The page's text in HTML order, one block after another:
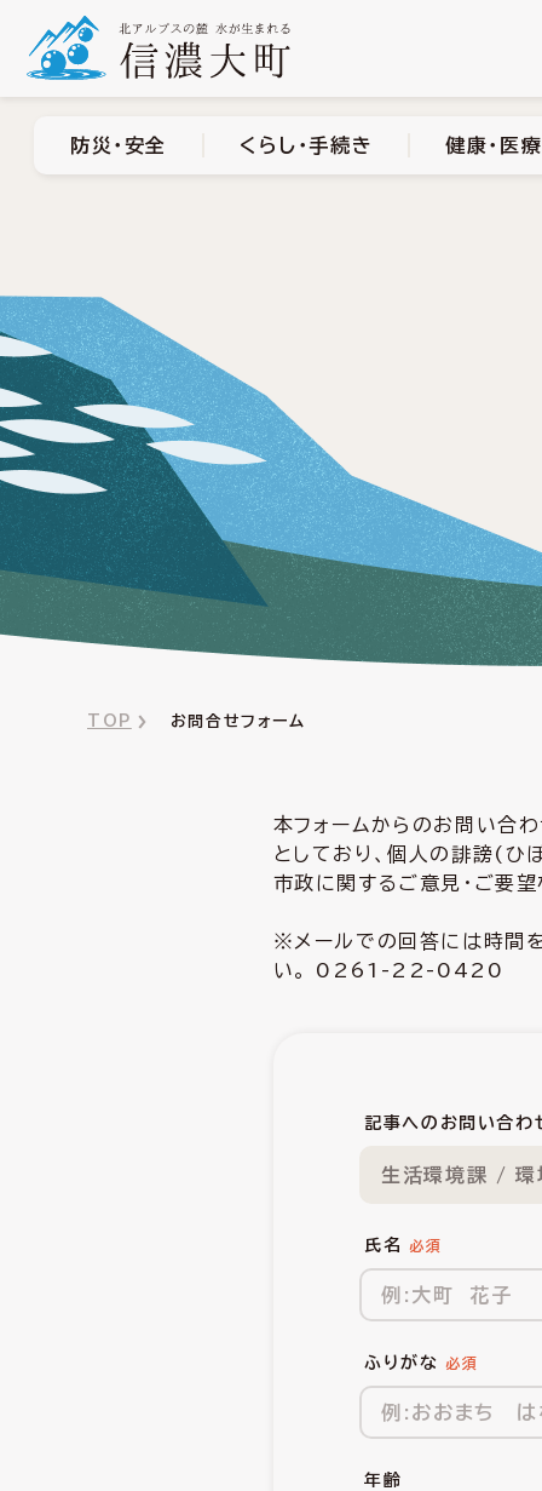
防災・安全 くらし・手続き 健康・医
TOP お問合せフォーム
本フォームからのお問い合
としており、個人の誹謗(ひ
市政に関するご意見・ご要望
※メールでの回答には時間
い。 0261-22-0420
記事へのお問い合わ
生活環境課 / 環
氏名
ふりがな
年齢